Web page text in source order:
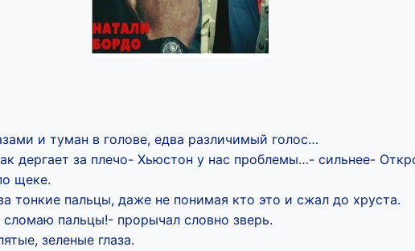
и туман в голове, едва различимый голос…
дергает за плечо- Хьюстон у нас проблемы…- сильнее-
щеке.
тонкие пальцы, даже не понимая кто это и сжал до хруста.
пальцы!- прорычал словно зверь.
зеленые глаза.